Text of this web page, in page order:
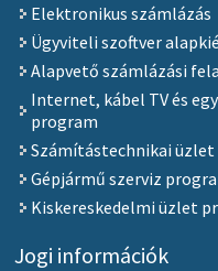
Elektronikus számlázás
Ügyviteli szoftver
Alapvető számlázási
Internet, kábel TV és
program
Számítástechnikai üzlet
Gépjármű szerviz
Kiskereskedelmi üzlet
Jogi információk